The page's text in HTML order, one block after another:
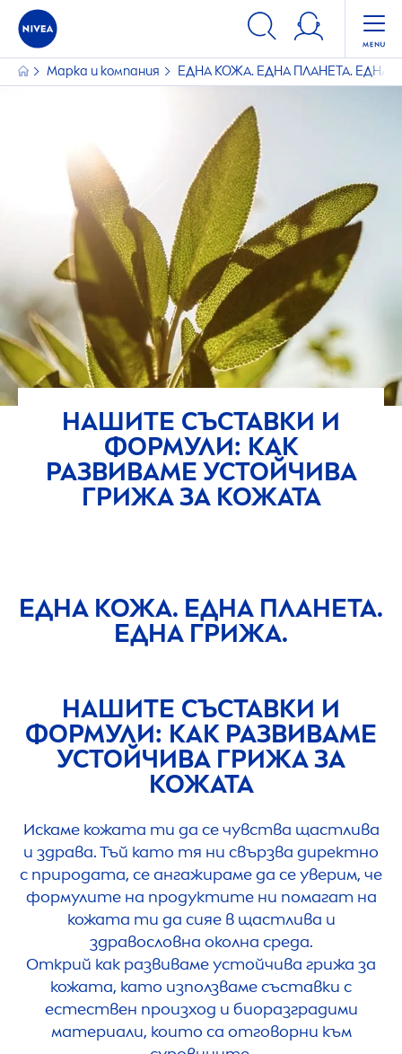
Марка и компания ЕДНА КОЖА. ЕДНА ПЛАНЕТА. ЕДНА
НАШИТЕ СЪСТАВКИ И
ФОРМУЛИ: КАК
РАЗВИВАМЕ УСТОЙЧИВА
ГРИЖА ЗА КОЖАТА
ЕДНА КОЖА. ЕДНА ПЛАНЕТА.
ЕДНА ГРИЖА.
НАШИТЕ СЪСТАВКИ И
ФОРМУЛИ: КАК РАЗВИВАМЕ
УСТОЙЧИВА ГРИЖА ЗА
КОЖАТА
Искаме кожата ти да се чувства щастлива
и здрава. Тъй като тя ни свързва директно
с природата, се ангажираме да се уверим, че
формулите на продуктите ни помагат на
кожата ти да сияе в щастлива и
здравословна околна среда.
Открий как развиваме устойчива грижа за
кожата, като използваме съставки с
естествен произход и биоразградими
материали, които са отговорни към